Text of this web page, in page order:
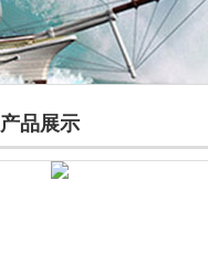
产品展示